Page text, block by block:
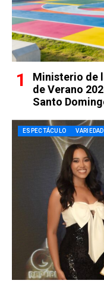
Ministerio de
de Verano
Santo
ESPECTÁCULO VARIEDAD